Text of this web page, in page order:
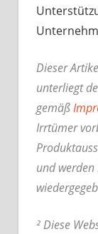
Dieser
unterliegt
gemäß
Irrtümer
und
² Diese